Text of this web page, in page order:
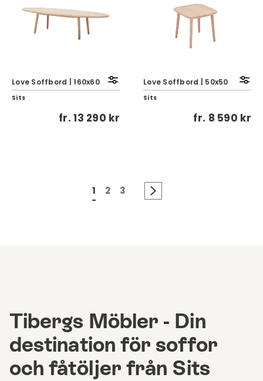
Love Soffbord | 160x60
Sits
fr.13 290 kr
Love Soffbord | 50x50
Sits
fr. 8 590 kr
1 2 3
Tibergs Möbler - Din
destination för soffor
och fåtöljer från Sits